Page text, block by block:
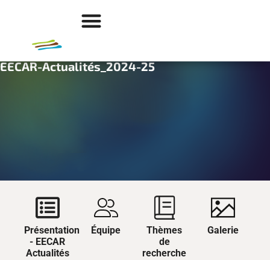
EECAR-Actualités_2024-25
Présentation
- EECAR
Actualités
Équipe
Thèmes
de
recherche
Galerie